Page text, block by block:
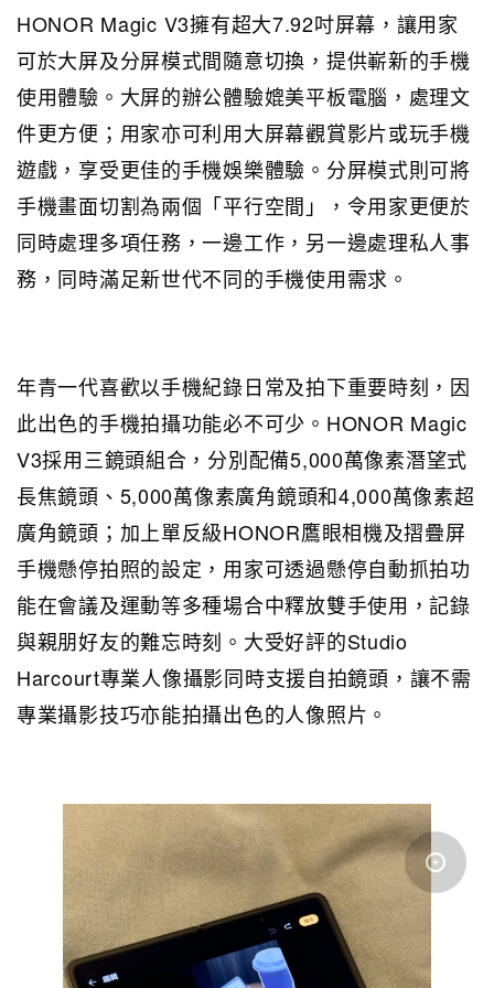
HONOR Magic V3擁有超大7.92吋屏幕，讓用家
可於大屏及分屏模式間隨意切換，提供嶄新的手機
使用體驗。大屏的辦公體驗媲美平板電腦，處理文
件更方便；用家亦可利用大屏幕觀賞影片或玩手機
遊戲，享受更佳的手機娛樂體驗。分屏模式則可將
手機畫面切割為兩個「平行空間」，令用家更便於
同時處理多項任務，一邊工作，另一邊處理私人事
務，同時滿足新世代不同的手機使用需求。
年青一代喜歡以手機紀錄日常及拍下重要時刻，因
此出色的手機拍攝功能必不可少。HONOR Magic
V3採用三鏡頭組合，分別配備5,000萬像素潛望式
長焦鏡頭、5,000萬像素廣角鏡頭和4,000萬像素超
廣角鏡頭；加上單反級HONOR鷹眼相機及摺疊屏
手機懸停拍照的設定，用家可透過懸停自動抓拍功
能在會議及運動等多種場合中釋放雙手使用，記錄
與親朋好友的難忘時刻。大受好評的Studio
Harcourt專業人像攝影同時支援自拍鏡頭，讓不需
專業攝影技巧亦能拍攝出色的人像照片。